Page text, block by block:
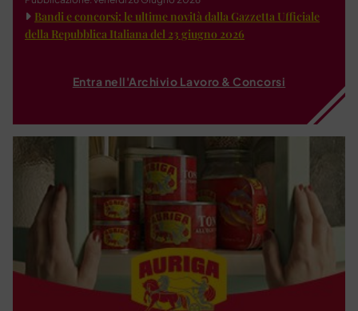
Bandi e concorsi: le ultime novità dalla Gazzetta Ufficiale
della Repubblica Italiana del 23 giugno 2026
Entra nell'Archivio Lavoro & Concorsi